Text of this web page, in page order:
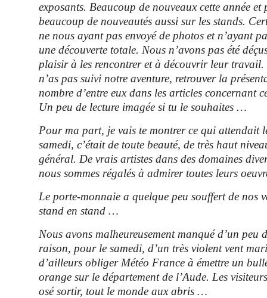
exposants. Beaucoup de nouveaux cette année et
beaucoup de nouveautés aussi sur les stands.
ne nous ayant pas envoyé de photos et n’ayant
une découverte totale. Nous n’avons pas été
plaisir à les rencontrer et à découvrir leur travail.
n’as pas suivi notre aventure, retrouver la
nombre d’entre eux dans les articles concernant
Un peu de lecture imagée si tu le souhaites …
Pour ma part, je vais te montrer ce qui attendait
samedi, c’était de toute beauté, de très haut
général. De vrais artistes dans des domaines
nous sommes régalés à admirer toutes leurs
Le porte-monnaie a quelque peu souffert de nos
stand en stand …
Nous avons malheureusement manqué d’un peu
raison, pour le samedi, d’un très violent vent
d’ailleurs obliger Météo France à émettre un
orange sur le département de l’Aude. Les
osé sortir, tout le monde aux abris …